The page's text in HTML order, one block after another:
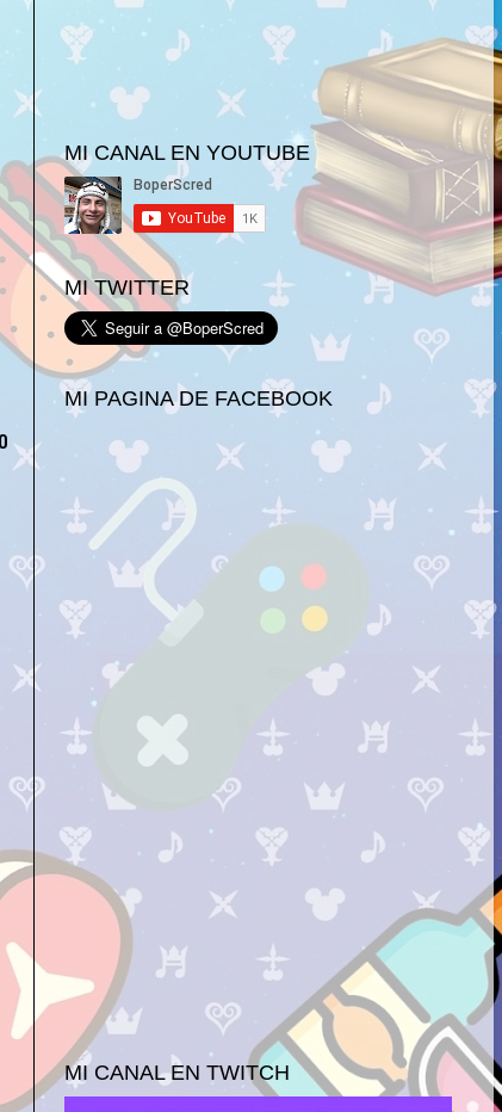
MI CANAL EN YOUTUBE
MI TWITTER
MI PAGINA DE FACEBOOK
MI CANAL EN TWITCH